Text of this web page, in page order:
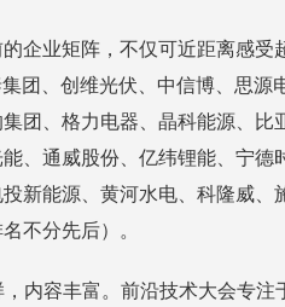
企业矩阵，不仅可近距离感
团、创维光伏、中信博、思
团、格力电器、晶科能源、
、通威股份、亿纬锂能、宁
新能源、黄河水电、科隆威
不分先后）。
内容丰富。前沿技术大会专